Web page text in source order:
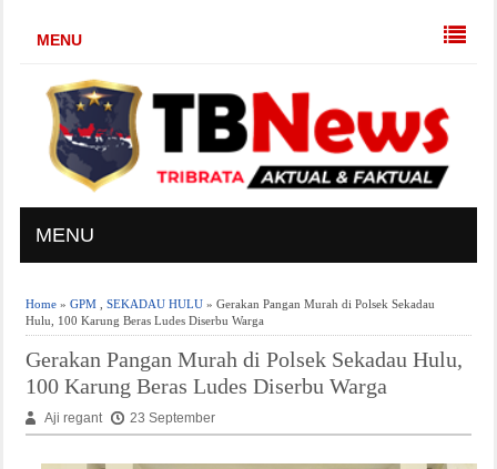
MENU
MENU
Home» GPM, SEKADAU HULU» Gerakan Pangan Murah di Polsek Sekadau
Hulu, 100 Karung Beras Ludes Diserbu Warga
Gerakan Pangan Murah di Polsek Sekadau Hulu,
100 Karung Beras Ludes Diserbu Warga
Aji regant 23 September